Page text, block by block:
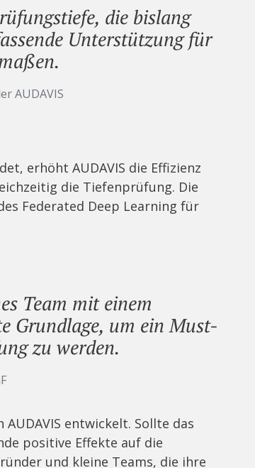
die bislang
Unterstützung für
AUDAVIS
erhöht AUDAVIS die Effizienz
die Tiefenprüfung. Die
Federated Deep Learning für
Team mit einem
Grundlage, um ein Must-
zu werden.
entwickelt. Sollte das
positive Effekte auf die
und kleine Teams, die ihre